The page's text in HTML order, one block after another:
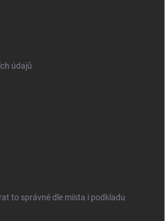
údajů
to správné dle místa i podkladu